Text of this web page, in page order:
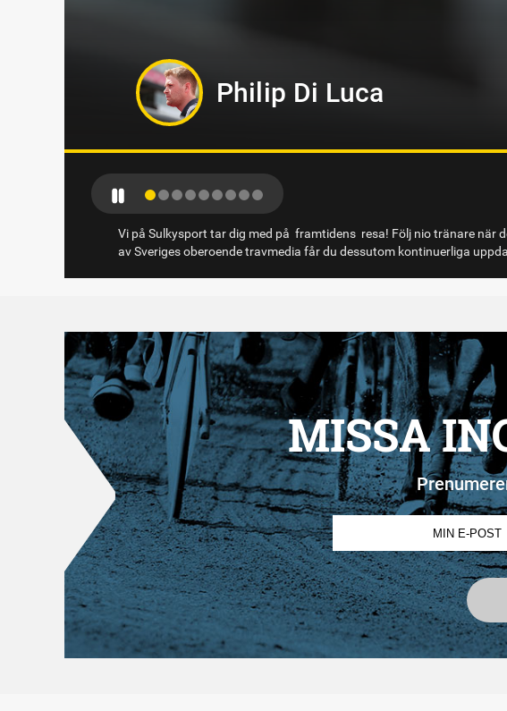
Oskar Kylin Blom
Vi på Sulkysport tar dig med på framtidens resa! Följ nio tränare när
av Sveriges oberoende travmedia får du dessutom kontinuerliga
MISSA